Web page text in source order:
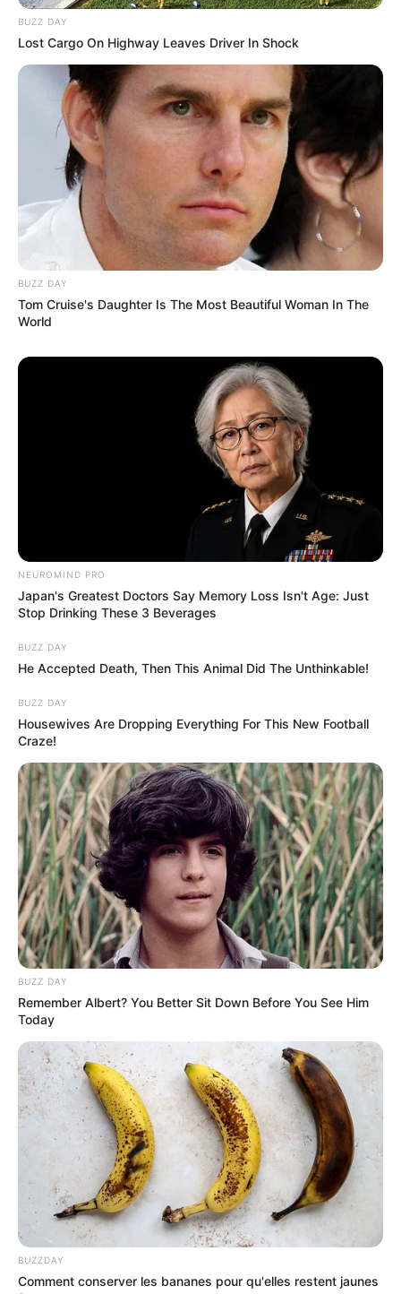
BUZZ DAY
Lost Cargo On Highway Leaves Driver In Shock
BUZZ DAY
Tom Cruise's Daughter Is The Most Beautiful Woman In The
World
NEUROMIND PRO
Japan's Greatest Doctors Say Memory Loss Isn't Age: Just
Stop Drinking These 3 Beverages
BUZZ DAY
He Accepted Death, Then This Animal Did The Unthinkable!
BUZZ DAY
Housewives Are Dropping Everything For This New Football
Craze!
BUZZ DAY
Remember Albert? You Better Sit Down Before You See Him
Today
BUZZDAY
Comment conserver les bananes pour qu'elles restent jaunes